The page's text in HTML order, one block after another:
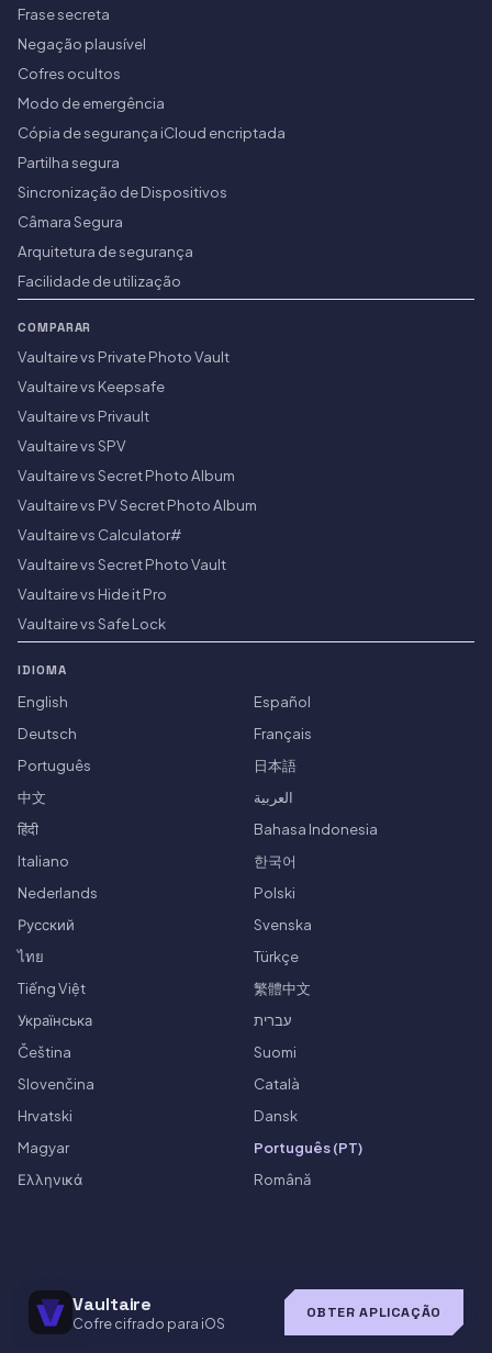
Vaultaire
Cofre cifrado para iOS
OBTER APLICAÇÃO
Frase secreta
Negação plausível
Cofres ocultos
Modo de emergência
Cópia de segurança iCloud encriptada
Partilha segura
Sincronização de Dispositivos
Câmara Segura
Arquitetura de segurança
Facilidade de utilização
COMPARAR
Vaultaire vs Private Photo Vault
Vaultaire vs Keepsafe
Vaultaire vs Privault
Vaultaire vs SPV
Vaultaire vs Secret Photo Album
Vaultaire vs PV Secret Photo Album
Vaultaire vs Calculator#
Vaultaire vs Secret Photo Vault
Vaultaire vs Hide it Pro
Vaultaire vs Safe Lock
IDIOMA
English
Español
Deutsch
Français
Português
日本語
中文
العربية
हिंदी
Bahasa Indonesia
Italiano
한국어
Nederlands
Polski
Русский
Svenska
ไทย
Türkçe
Tiếng Việt
繁體中文
Українська
עברית
Čeština
Suomi
Slovenčina
Català
Hrvatski
Dansk
Magyar
Português (PT)
Ελληνικά
Română